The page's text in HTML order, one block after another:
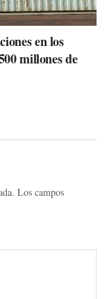
en los
millones de
Los campos